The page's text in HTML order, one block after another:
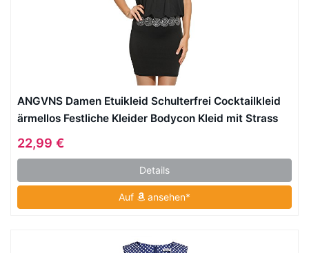
ANGVNS Damen Etuikleid Schulterfrei Cocktailkleid
ärmellos Festliche Kleider Bodycon Kleid mit Strass
22,99 €
Details
Auf ansehen*